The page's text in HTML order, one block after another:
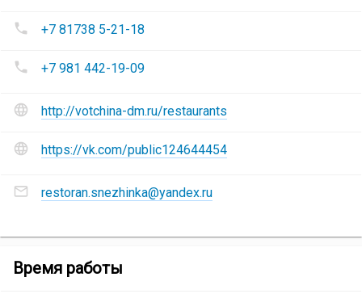
кафе
ресторанов
«Снежинка»
Номера
телефонов
кафе
ресторанов
+7 81738 5-21-18
+7 981 442-19-09
Сайт
и
сети
кафе
«Снежинка»:
http://votchina-dm.ru/restaurants
https://vk.com/public124644454
Адреса
электронной
Комплекс
и
restoran.snezhinka@yandex.ru
Время работы